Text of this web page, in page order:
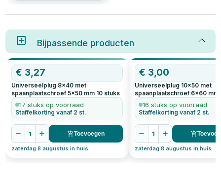
letten bij het kiezen van de
juiste fietshaak, hoe je deze
veelgestelde vragen.
Bijpassende producten
€ 3,27
Universeelplug 8x40 met
spaanplaatschroef 5x50 mm 10 stuks
17 stuks op voorraad
Staffelkorting vanaf 2 st.
1 Toevoegen
zaterdag 8 augustus in huis
€ 3,00
Universeelplug 10x50 met
spaanplaatschroef 6x60 mm
16 stuks op voorraad
Staffelkorting vanaf 2 st.
1
zaterdag 8 augustus in huis